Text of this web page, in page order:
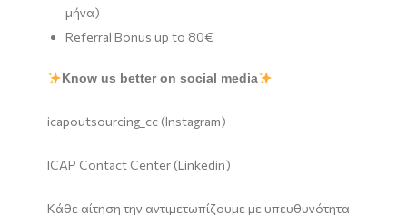
μήνα)
Referral Bonus up to 80€
Know us better on social media
icapoutsourcing_cc (Instagram)
ICAP Contact Center (Linkedin)
Κάθε αίτηση την αντιμετωπίζουμε με υπευθυνότητα